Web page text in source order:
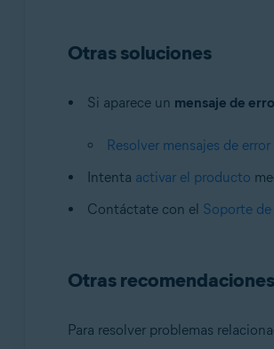
Otras soluciones
Si aparece un mensaje de
Resolver mensajes de
Intenta activar el producto
Contáctate con el Soporte de
Otras recomendaciones
Para resolver problemas